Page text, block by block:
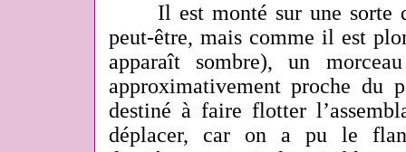
Il est monté sur une sorte
peut-être, mais comme il est
apparaît sombre), un
approximativement proche du
destiné à faire flotter
déplacer, car on a pu le